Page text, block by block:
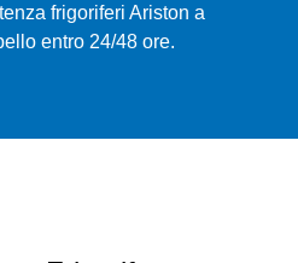
frigoriferi Ariston a
entro 24/48 ore.